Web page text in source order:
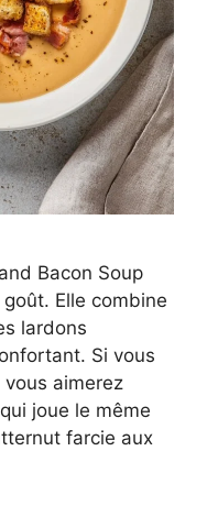
Bacon Soup
Elle combine
lardons
Si vous
aimerez
joue le même
farcie aux